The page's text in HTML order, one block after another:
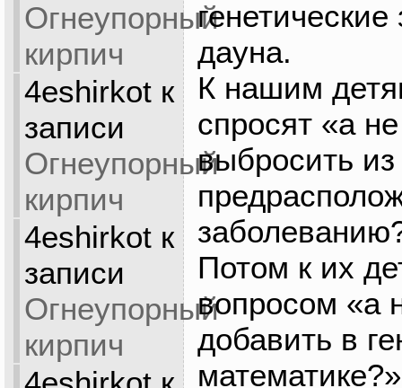
Огнеупорный
кирпич
4eshirkotк
записи
Огнеупорный
кирпич
4eshirkotк
записи
Огнеупорный
кирпич
дауна.
К нашим
спросят «а
выбросить из
Потом к их
вопросом «а
добавить в
математике?»